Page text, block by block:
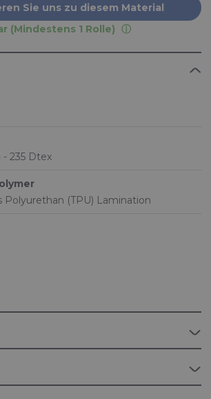
Sie uns zu diesem Material
(Mindestens 1 Rolle)
235 Dtex
Polyurethan (TPU) Lamination